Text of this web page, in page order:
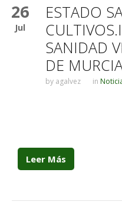
26
Jul
ESTADO
SANIDAD
DE
by agalvez in
Leer Más